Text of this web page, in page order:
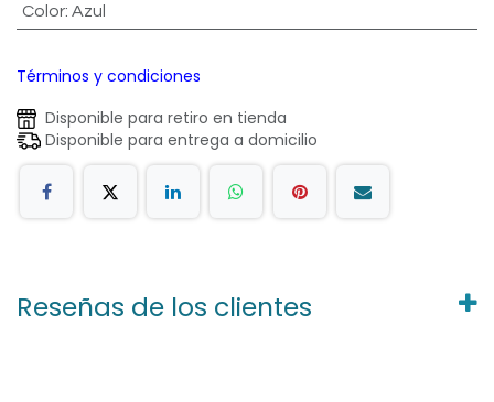
Color: Azul
Términos y condiciones
Disponible para retiro en tienda
Disponible para entrega a domicilio
Reseñas de los clientes